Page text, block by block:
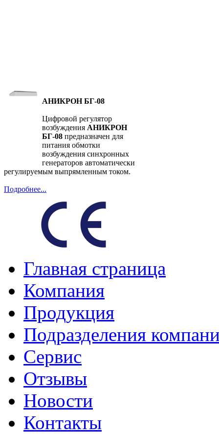
АНИКРОН БГ-08
Цифровой регулятор
возбуждения АНИКРОН
БГ-08 предназначен для
питания обмотки
возбуждения синхронных
генераторов автоматически
регулируемым выпрямленным током.
Подробнее...
Главная страница
Компания
Продукция
Подразделения
Сервис
Отзывы
Новости
Контакты